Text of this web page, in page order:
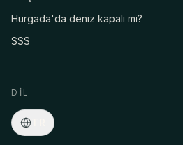
Hurgada'da deniz kapali mi?
SSS
DIL